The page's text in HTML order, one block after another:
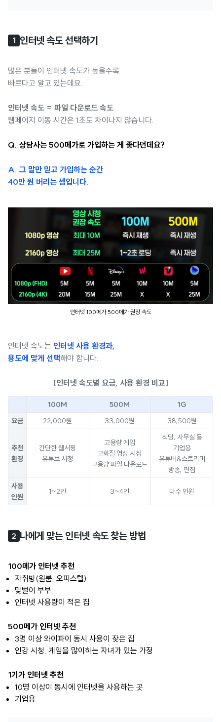
1 인터넷 속도 선택하기
많은 분들이 인터넷 속도가 높을수록
빠르다고 알고 있는데요.
인터넷 속도 = 파일 다운로드 속도
웹페이지 이동 시간은 1초도 차이나지 않습니다.
Q. 상담사는 500메가로 가입하는 게 좋다던데요?
A. 그 말만 믿고 가입하는 순간
40만 원 버리는 셈입니다.
인터넷 100메가 500메가 권장 속도
인터넷 속도는 인터넷 사용 환경과,
용도에 맞게 선택해야 합니다.
[인터넷 속도별 요금, 사용 환경 비교]
100M 500M
1G
요금
22,000원 33,000원 38,500원
추천
환경
간단한 웹서핑
유튜브 시청
고용량 게임
고화질 영상 시청
고용량 파일 다운로드
식당, 사무실 등
기업용
유튜버&스트리머
방송, 편집
사용
인원
1~2인 3~4인 다수 인원
2 나에게 맞는 인터넷 속도 찾는 방법
100메가 인터넷 추천
자취방(원룸, 오피스텔)
맞벌이 부부
인터넷 사용량이 적은 집
500메가 인터넷 추천
3명 이상 와이파이 동시 사용이 잦은 집
인강 시청, 게임을 많이하는 자녀가 있는 가정
1기가 인터넷 추천
10명 이상이 동시에 인터넷을 사용하는 곳
기업용